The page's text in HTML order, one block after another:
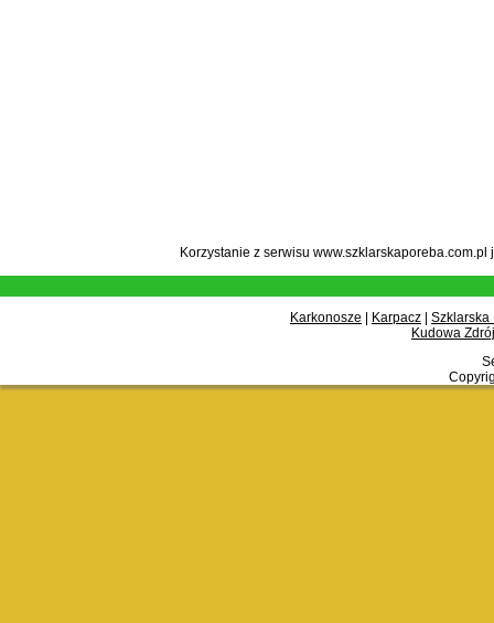
Korzystanie z serwisu
Karkonosze Karpacz
Szklarska
Kudowa